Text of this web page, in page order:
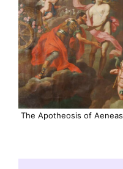
The Apotheosis of